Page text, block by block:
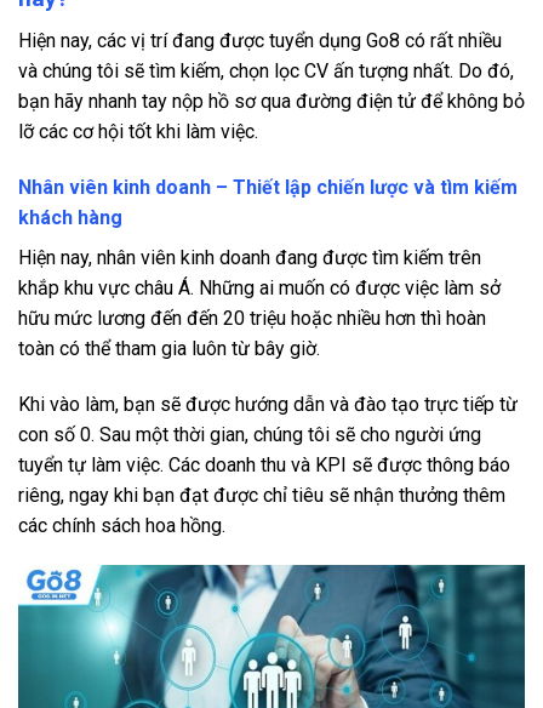
Hiện nay, các vị trí đang được tuyển dụng Go8 có rất nhiều
và chúng tôi sẽ tìm kiếm, chọn lọc CV ấn tượng nhất. Do đó,
bạn hãy nhanh tay nộp hồ sơ qua đường điện tử để không bỏ
lỡ các cơ hội tốt khi làm việc.
Nhân viên kinh doanh – Thiết lập chiến lược và tìm kiếm
khách hàng
Hiện nay, nhân viên kinh doanh đang được tìm kiếm trên
khắp khu vực châu Á. Những ai muốn có được việc làm sở
hữu mức lương đến đến 20 triệu hoặc nhiều hơn thì hoàn
toàn có thể tham gia luôn từ bây giờ.
Khi vào làm, bạn sẽ được hướng dẫn và đào tạo trực tiếp từ
con số 0. Sau một thời gian, chúng tôi sẽ cho người ứng
tuyển tự làm việc. Các doanh thu và KPI sẽ được thông báo
riêng, ngay khi bạn đạt được chỉ tiêu sẽ nhận thưởng thêm
các chính sách hoa hồng.